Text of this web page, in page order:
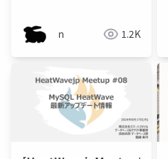
n 1.2K